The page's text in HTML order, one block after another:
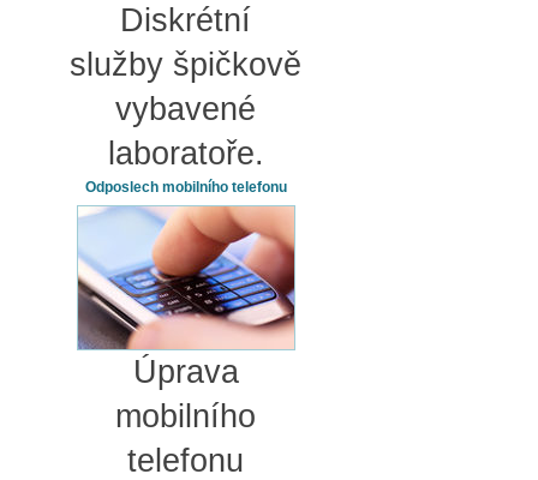
Diskrétní
služby špičkově
vybavené
laboratoře.
Odposlech mobilního telefonu
Úprava
mobilního
telefonu